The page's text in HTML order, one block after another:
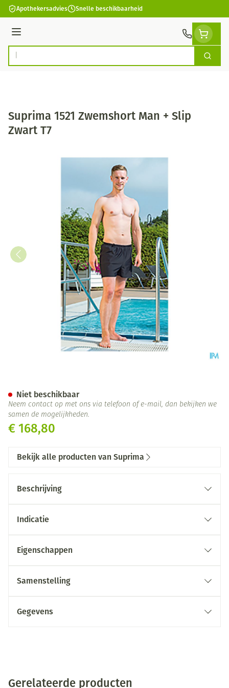
Ga naar de inhoud
Apothekersadvies Snelle beschikbaarheid
Menu
Product, merk, categorie... Zoek
Suprima 1521 Zwemshort Man + Slip
Zwart T7
€ 168,80
Niet beschikbaar
Neem contact op met ons via telefoon of e-mail, dan bekijken we
samen de mogelijkheden.
Bekijk alle producten van Suprima
Beschrijving
Indicatie
Eigenschappen
Samenstelling
Gegevens
Gerelateerde producten